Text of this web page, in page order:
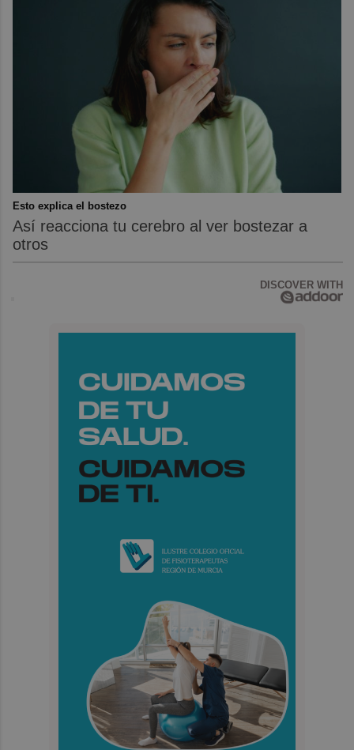
Esto explica el bostezo
Así reacciona tu cerebro al ver bostezar a
otros
DISCOVER WITH